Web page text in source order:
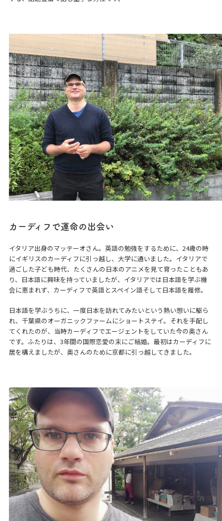
カーディフで運命の出会い
イタリア出身のマッテーオさん。英語の勉強をするために、24歳の時
にイギリスのカーディフに引っ越し、大学に通いました。イタリアで
過ごした子ども時代、たくさんの日本のアニメを見て育ったこともあ
り、日本語に興味を持っていましたが、イタリアでは日本語を学ぶ機
会に恵まれず、カーディフで英語とスペイン語そして日本語を履修。
日本語を学ぶうちに、一度日本を訪れてみたいという熱い想いに駆ら
れ、千葉県のオーガニックファームにショートステイ。それを手配し
てくれたのが、当時カーディフでエージェントをしていた今の奥さん
です。ふたりは、3年間の国際恋愛の末にご結婚。最初はカーディフに
居を構えましたが、奥さんのために京都に引っ越してきました。